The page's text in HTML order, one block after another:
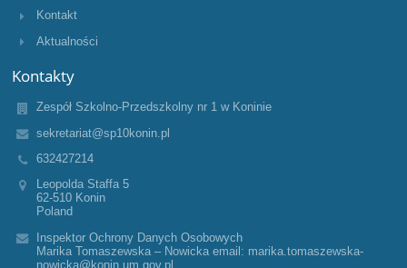
Kontakt
Aktualności
Kontakty
Zespół Szkolno-Przedszkolny nr 1 w Koninie
sekretariat@sp10konin.pl
632427214
Leopolda Staffa 5
62-510 Konin
Poland
Inspektor Ochrony Danych Osobowych
Marika Tomaszewska – Nowicka email: marika.tomaszewska-
nowicka@konin.um.gov.pl